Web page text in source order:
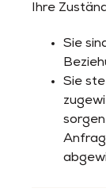
Ihre
Sie
Sie